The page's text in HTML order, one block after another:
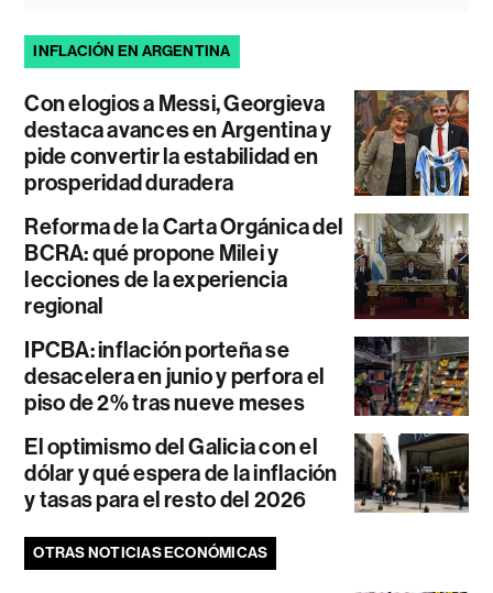
INFLACIÓN EN ARGENTINA
Con elogios a Messi, Georgieva
destaca avances en Argentina y
pide convertir la estabilidad en
prosperidad duradera
Reforma de la Carta Orgánica del
BCRA: qué propone Milei y
lecciones de la experiencia
regional
IPCBA: inflación porteña se
desacelera en junio y perfora el
piso de 2% tras nueve meses
El optimismo del Galicia con el
dólar y qué espera de la inflación
y tasas para el resto del 2026
OTRAS NOTICIAS ECONÓMICAS